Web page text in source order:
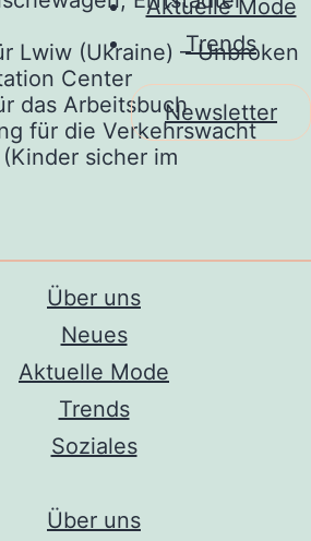
Aktuelle Mode
Trends
Newsletter
Lwiw (Ukraine) – Unbroken
Center
das Arbeitsbuch
für die Verkehrswacht
sicher im
Über uns
Neues
Aktuelle Mode
Trends
Soziales
Über uns